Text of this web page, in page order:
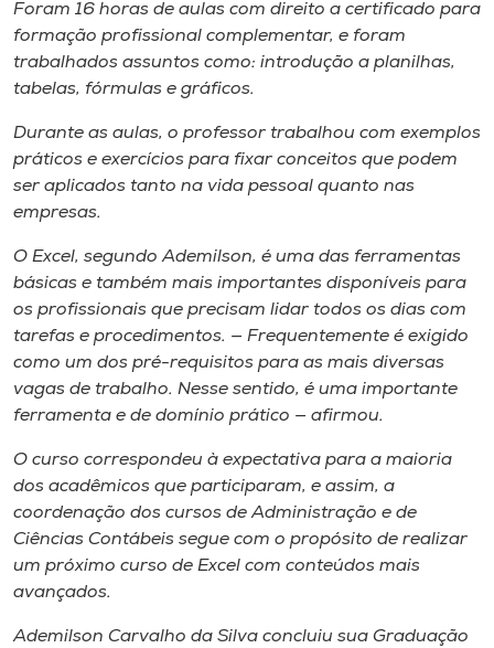
Selecione
o idioma
Foram 16 horas de aulas com direito a certificado para
formação profissional complementar, e foram
trabalhados assuntos como: introdução a planilhas,
tabelas, fórmulas e gráficos.
Durante as aulas, o professor trabalhou com exemplos
práticos e exercícios para fixar conceitos que podem
ser aplicados tanto na vida pessoal quanto nas
empresas.
O Excel, segundo Ademilson, é uma das ferramentas
básicas e também mais importantes disponíveis para
os profissionais que precisam lidar todos os dias com
tarefas e procedimentos. — Frequentemente é exigido
como um dos pré-requisitos para as mais diversas
vagas de trabalho. Nesse sentido, é uma importante
ferramenta e de domínio prático — afirmou.
O curso correspondeu à expectativa para a maioria
dos acadêmicos que participaram, e assim, a
coordenação dos cursos de Administração e de
Ciências Contábeis segue com o propósito de realizar
um próximo curso de Excel com conteúdos mais
avançados.
Ademilson Carvalho da Silva concluiu sua Graduação